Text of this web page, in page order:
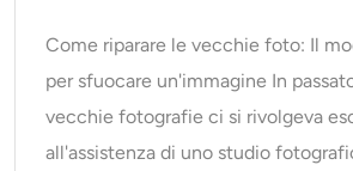
Come riparare le vecchie foto: Il
per sfuocare un'immagine In
vecchie fotografie ci si rivolgeva
all'assistenza di uno studio